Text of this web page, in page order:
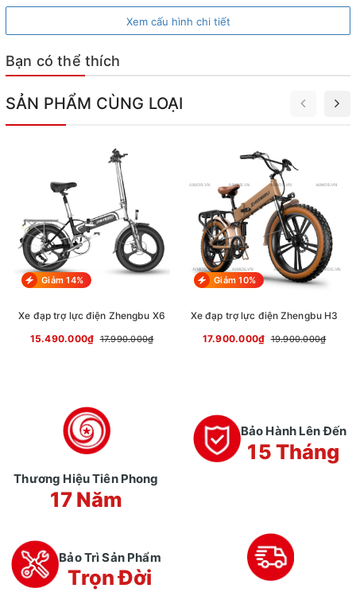
Xem cấu hình chi tiết
Bạn có thể thích
SẢN PHẨM CÙNG LOẠI
Giảm 14%
Xe đạp trợ lực điện Zhengbu X6
15.490.000₫ 17.990.000₫
Giảm 10%
Xe đạp trợ lực điện Zhengbu H3
17.900.000₫ 19.900.000₫
Thương Hiệu Tiên Phong
17 Năm
Bảo Hành Lên Đến
15 Tháng
Bảo Trì Sản Phẩm
Trọn Đời